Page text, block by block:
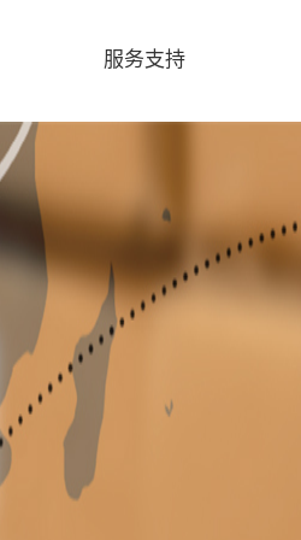
服务支持